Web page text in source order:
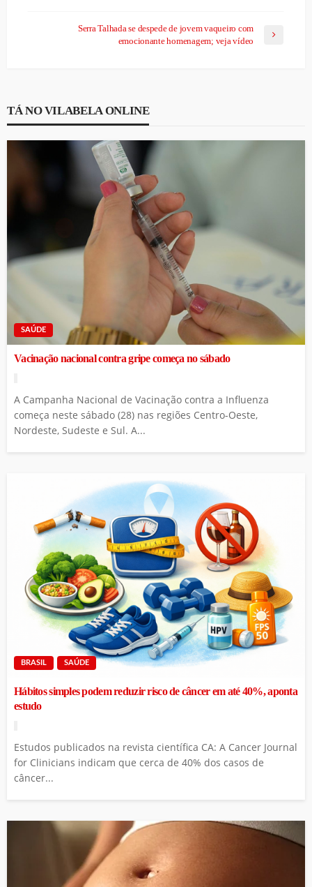
Serra Talhada se despede de jovem vaqueiro com
emocionante homenagem; veja vídeo
TÁ NO VILABELA ONLINE
SAÚDE
Vacinação nacional contra gripe começa no sábado
A Campanha Nacional de Vacinação contra a Influenza
começa neste sábado (28) nas regiões Centro-Oeste,
Nordeste, Sudeste e Sul. A...
BRASIL SAÚDE
Hábitos simples podem reduzir risco de câncer em até 40%, aponta
estudo
Estudos publicados na revista científica CA: A Cancer Journal
for Clinicians indicam que cerca de 40% dos casos de
câncer...